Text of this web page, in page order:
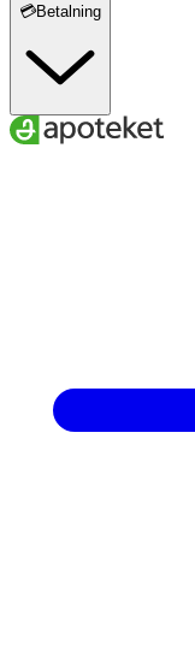
💳Betalning